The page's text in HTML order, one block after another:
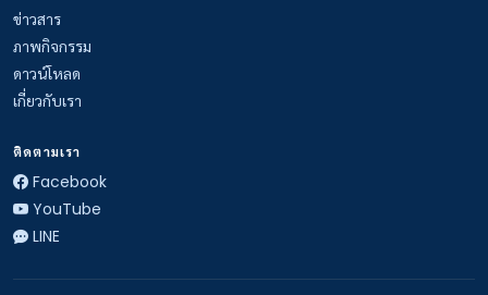
ข่าวสาร
ภาพกิจกรรม
ดาวน์โหลด
เกี่ยวกับเรา
ติดตามเรา
Facebook
YouTube
LINE